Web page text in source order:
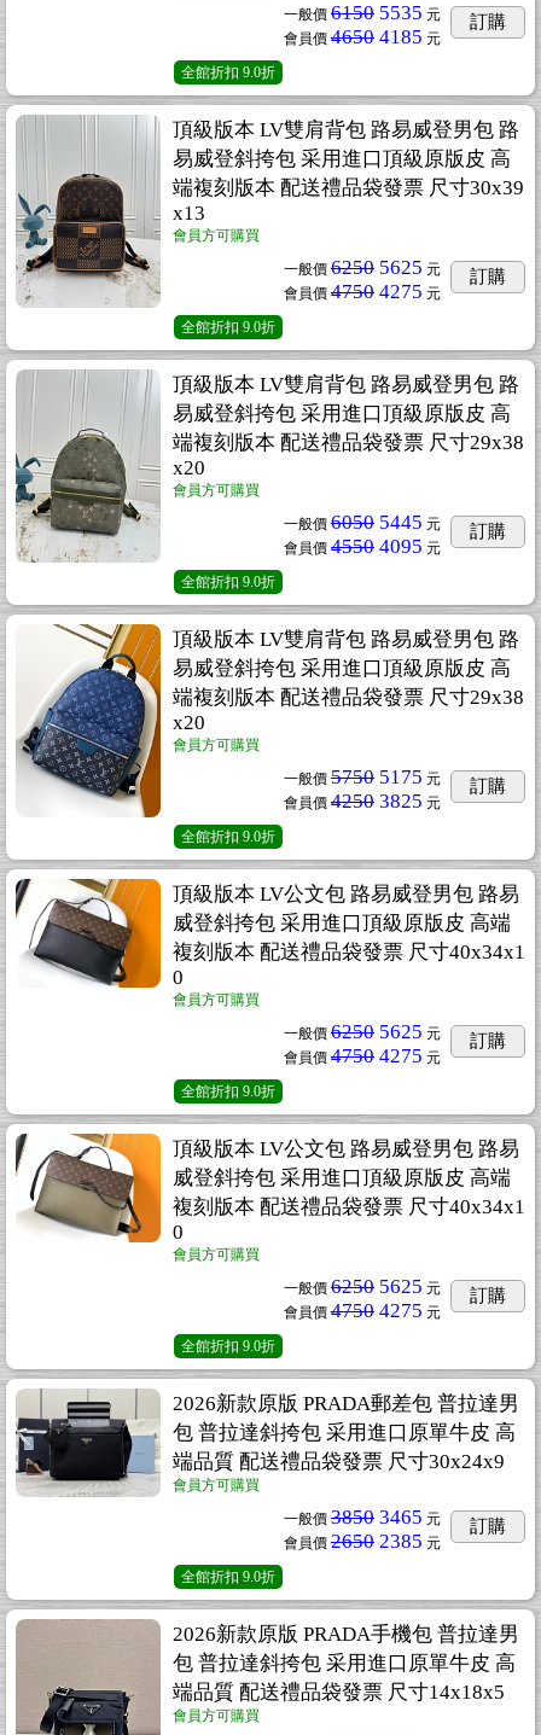
一般價 6150 5535 元
會員價 4650 4185 元
訂購
全館折扣 9.0折
頂級版本 LV雙肩背包 路易威登男包 路
易威登斜挎包 采用進口頂級原版皮 高
端複刻版本 配送禮品袋發票 尺寸30x39
x13
會員方可購買
一般價 6250 5625 元
會員價 4750 4275 元
訂購
全館折扣 9.0折
頂級版本 LV雙肩背包 路易威登男包 路
易威登斜挎包 采用進口頂級原版皮 高
端複刻版本 配送禮品袋發票 尺寸29x38
x20
會員方可購買
一般價 6050 5445 元
會員價 4550 4095 元
訂購
全館折扣 9.0折
頂級版本 LV雙肩背包 路易威登男包 路
易威登斜挎包 采用進口頂級原版皮 高
端複刻版本 配送禮品袋發票 尺寸29x38
x20
會員方可購買
一般價 5750 5175 元
會員價 4250 3825 元
訂購
全館折扣 9.0折
頂級版本 LV公文包 路易威登男包 路易
威登斜挎包 采用進口頂級原版皮 高端
複刻版本 配送禮品袋發票 尺寸40x34x1
0
會員方可購買
一般價 6250 5625 元
會員價 4750 4275 元
訂購
全館折扣 9.0折
頂級版本 LV公文包 路易威登男包 路易
威登斜挎包 采用進口頂級原版皮 高端
複刻版本 配送禮品袋發票 尺寸40x34x1
0
會員方可購買
一般價 6250 5625 元
會員價 4750 4275 元
訂購
全館折扣 9.0折
2026新款原版 PRADA郵差包 普拉達男
包 普拉達斜挎包 采用進口原單牛皮 高
端品質 配送禮品袋發票 尺寸30x24x9
會員方可購買
一般價 3850 3465 元
會員價 2650 2385 元
訂購
全館折扣 9.0折
2026新款原版 PRADA手機包 普拉達男
包 普拉達斜挎包 采用進口原單牛皮 高
端品質 配送禮品袋發票 尺寸14x18x5
會員方可購買